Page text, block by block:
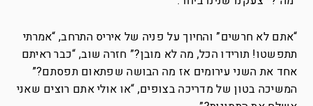
“אתם לא חרשים” והחיוך על פניה של איריס התרחב, “אמרתי
תתפשטו! תורידו הכל, מה לא מובן?” חזרה שוב, “כבר ראיתם
אחד את השני עירומים אז מה הבושה שפתאום תפסתם?”
המשיכה בטון של מדריכה בצופים, “או אולי אתם רוצים שאני